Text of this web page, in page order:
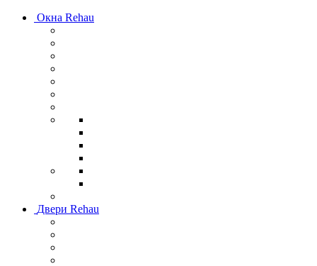
Окна Rehau
Двери Rehau